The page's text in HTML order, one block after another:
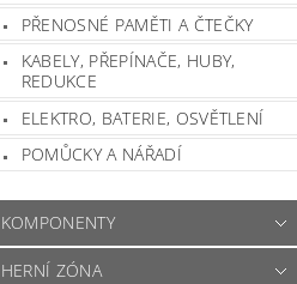
PŘENOSNÉ PAMĚTI A ČTEČKY
KABELY, PŘEPÍNAČE, HUBY,
REDUKCE
ELEKTRO, BATERIE, OSVĚTLENÍ
POMŮCKY A NÁŘADÍ
KOMPONENTY
HERNÍ ZÓNA